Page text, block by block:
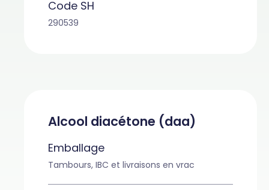
Code SH
290539
Alcool diacétone (daa)
Emballage
Tambours, IBC et livraisons en vrac